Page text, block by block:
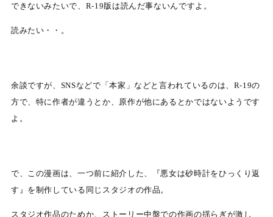
できないみたいで、R-19版は読んだ事ないんですよ。
読みたい・・。
余談ですが、SNSなどで「本家」などと言われているのは、R-19の
方で、特に作者が違うとか、原作が他にあるとかではないようです
よ。
で、この漫画は、一つ前に紹介した、『悪女は砂時計をひっくり返
す』を制作している同じスタジオの作品。
スタジオ作品のためか、ストーリー中盤での作画の揺らぎが激し